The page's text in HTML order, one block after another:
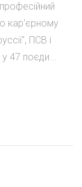
кар'єрному
ПСВ і
47 поєди...